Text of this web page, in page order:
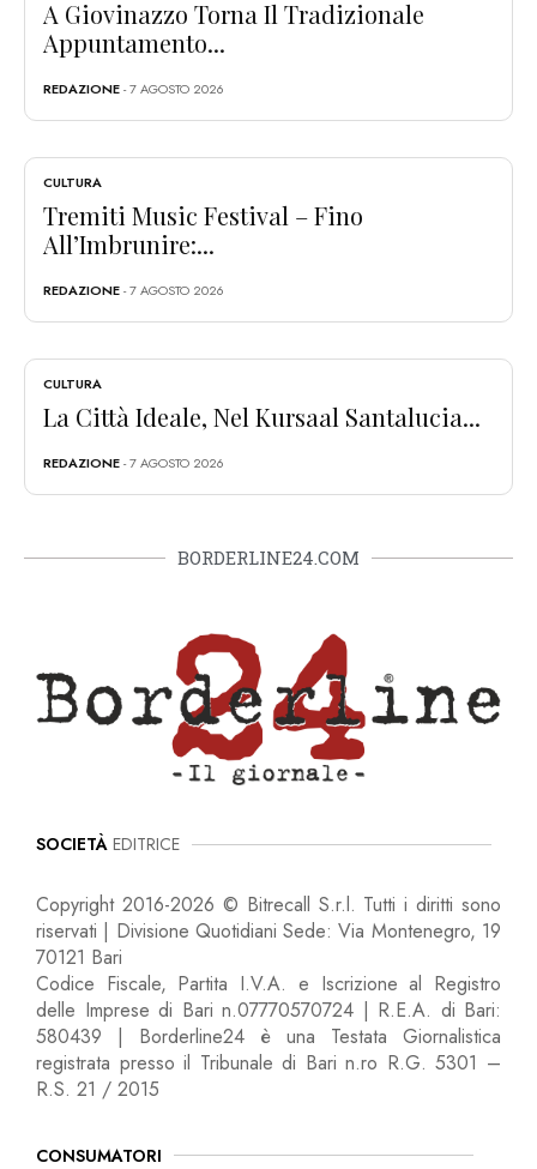
A Giovinazzo Torna Il Tradizionale
Appuntamento...
REDAZIONE- 7 AGOSTO 2026
CULTURA
Tremiti Music Festival – Fino
All’Imbrunire:...
REDAZIONE- 7 AGOSTO 2026
CULTURA
La Città Ideale, Nel Kursaal Santalucia...
REDAZIONE- 7 AGOSTO 2026
BORDERLINE24.COM
SOCIETÀ EDITRICE
Copyright 2016-2026 © Bitrecall S.r.l. Tutti i diritti sono
riservati | Divisione Quotidiani Sede: Via Montenegro, 19
70121 Bari
Codice Fiscale, Partita I.V.A. e Iscrizione al Registro
delle Imprese di Bari n.07770570724 | R.E.A. di Bari:
580439 | Borderline24 è una Testata Giornalistica
registrata presso il Tribunale di Bari n.ro R.G. 5301 –
R.S. 21 / 2015
CONSUMATORI